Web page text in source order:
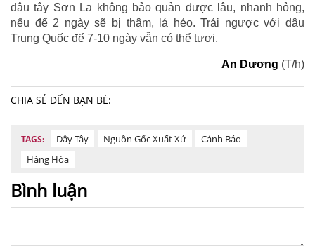
dâu tây Sơn La không bảo quản được lâu, nhanh hỏng,
nếu để 2 ngày sẽ bị thâm, lá héo. Trái ngược với dâu
Trung Quốc để 7-10 ngày vẫn có thể tươi.
An Dương (T/h)
CHIA SẺ ĐẾN BẠN BÈ:
TAGS: Dây Tây Nguồn Gốc Xuất Xứ
Cảnh Báo
Hàng Hóa
Bình luận